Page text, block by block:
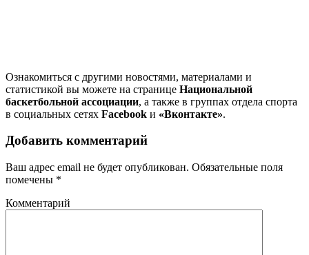
Ознакомиться с другими новостями, материалами и
статистикой вы можете на странице Национальной
баскетбольной ассоциации, а также в группах отдела спорта
в социальных сетях Facebook и «Вконтакте».
Добавить комментарий
Ваш адрес email не будет опубликован. Обязательные поля
помечены *
Комментарий